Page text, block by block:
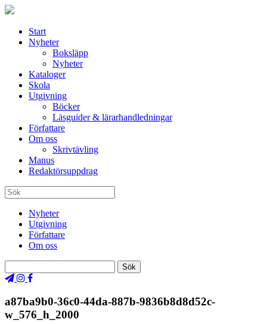
Start
Nyheter
Boksläpp
Nyheter
Kataloger
Skola
Utgivning
Böcker
Läsguider & lärarhandledningar
Författare
Om oss
Skrivtävling
Manus
Redaktörsuppdrag
Nyheter
Utgivning
Författare
Om oss
a87ba9b0-36c0-44da-887b-9836b8d8d52c-
w_576_h_2000